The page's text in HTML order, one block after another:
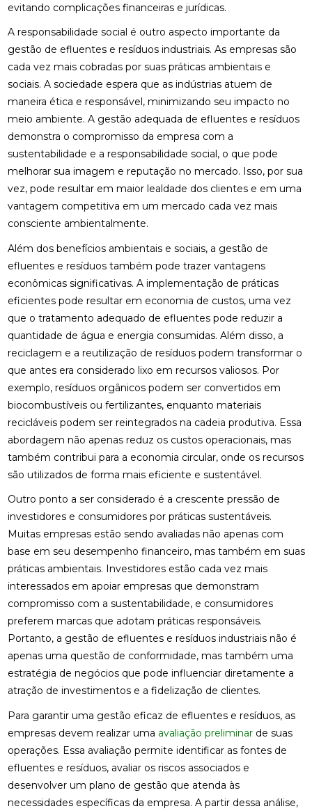
evitando complicações financeiras e jurídicas.
A responsabilidade social é outro aspecto importante da
gestão de efluentes e resíduos industriais. As empresas são
cada vez mais cobradas por suas práticas ambientais e
sociais. A sociedade espera que as indústrias atuem de
maneira ética e responsável, minimizando seu impacto no
meio ambiente. A gestão adequada de efluentes e resíduos
demonstra o compromisso da empresa com a
sustentabilidade e a responsabilidade social, o que pode
melhorar sua imagem e reputação no mercado. Isso, por sua
vez, pode resultar em maior lealdade dos clientes e em uma
vantagem competitiva em um mercado cada vez mais
consciente ambientalmente.
Além dos benefícios ambientais e sociais, a gestão de
efluentes e resíduos também pode trazer vantagens
econômicas significativas. A implementação de práticas
eficientes pode resultar em economia de custos, uma vez
que o tratamento adequado de efluentes pode reduzir a
quantidade de água e energia consumidas. Além disso, a
reciclagem e a reutilização de resíduos podem transformar o
que antes era considerado lixo em recursos valiosos. Por
exemplo, resíduos orgânicos podem ser convertidos em
biocombustíveis ou fertilizantes, enquanto materiais
recicláveis podem ser reintegrados na cadeia produtiva. Essa
abordagem não apenas reduz os custos operacionais, mas
também contribui para a economia circular, onde os recursos
são utilizados de forma mais eficiente e sustentável.
Outro ponto a ser considerado é a crescente pressão de
investidores e consumidores por práticas sustentáveis.
Muitas empresas estão sendo avaliadas não apenas com
base em seu desempenho financeiro, mas também em suas
práticas ambientais. Investidores estão cada vez mais
interessados em apoiar empresas que demonstram
compromisso com a sustentabilidade, e consumidores
preferem marcas que adotam práticas responsáveis.
Portanto, a gestão de efluentes e resíduos industriais não é
apenas uma questão de conformidade, mas também uma
estratégia de negócios que pode influenciar diretamente a
atração de investimentos e a fidelização de clientes.
Para garantir uma gestão eficaz de efluentes e resíduos, as
empresas devem realizar uma avaliação preliminarde suas
operações. Essa avaliação permite identificar as fontes de
efluentes e resíduos, avaliar os riscos associados e
desenvolver um plano de gestão que atenda às
necessidades específicas da empresa. A partir dessa análise,